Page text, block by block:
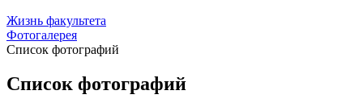
Жизнь факультета
Фотогалерея
Список фотографий
Список фотографий